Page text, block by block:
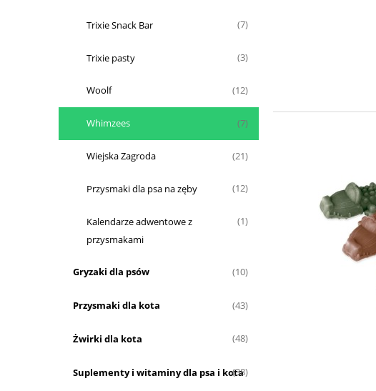
Trixie Snack Bar (7)
Trixie pasty (3)
Woolf (12)
Whimzees (7)
Wiejska Zagroda (21)
Przysmaki dla psa na zęby (12)
Kalendarze adwentowe z
przysmakami
(1)
Gryzaki dla psów (10)
Przysmaki dla kota (43)
Żwirki dla kota (48)
Suplementy i witaminy dla psa i kota
(38)